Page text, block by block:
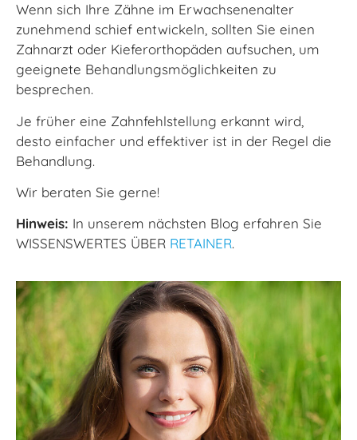
Wenn sich Ihre Zähne im Erwachsenenalter
zunehmend schief entwickeln, sollten Sie einen
Zahnarzt oder Kieferorthopäden aufsuchen, um
geeignete Behandlungsmöglichkeiten zu
besprechen.
Je früher eine Zahnfehlstellung erkannt wird,
desto einfacher und effektiver ist in der Regel die
Behandlung.
Wir beraten Sie gerne!
Hinweis: In unserem nächsten Blog erfahren Sie
WISSENSWERTES ÜBER RETAINER.